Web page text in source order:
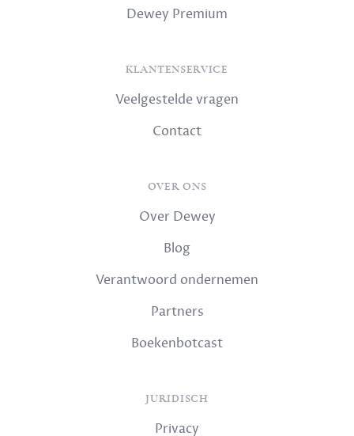
Dewey Premium
KLANTENSERVICE
Veelgestelde vragen
Contact
OVER ONS
Over Dewey
Blog
Verantwoord ondernemen
Partners
Boekenbotcast
JURIDISCH
Privacy